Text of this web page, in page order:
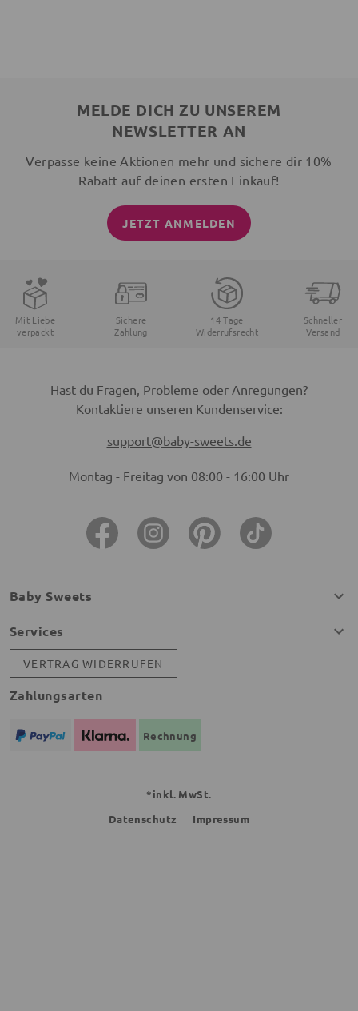
MELDE DICH ZU UNSEREM
NEWSLETTER AN
Verpasse keine Aktionen mehr und sichere dir 10%
Rabatt auf deinen ersten Einkauf!
JETZT ANMELDEN
Mit Liebe
verpackt
Sichere
Zahlung
14 Tage
Widerrufsrecht
Schneller
Versand
Hast du Fragen, Probleme oder Anregungen?
Kontaktiere unseren Kundenservice:
support@baby-sweets.de
Montag - Freitag von 08:00 - 16:00 Uhr
Baby Sweets
Services
VERTRAG WIDERRUFEN
Zahlungsarten
Rechnung
*inkl. MwSt.
Datenschutz
Impressum